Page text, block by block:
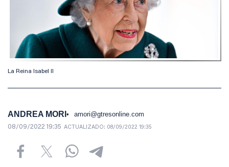
La Reina Isabel II
ANDREA MORI amori@gtresonline.com
08/09/2022 19:35 ACTUALIZADO: 08/09/2022 19:35